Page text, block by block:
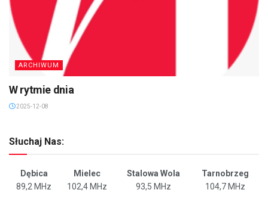
ARCHIWUM
W rytmie dnia
2025-12-08
Słuchaj Nas:
Dębica Mielec Stalowa Wola
Tarnobrzeg
89,2 MHz
102,4 MHz 93,5 MHz 104,7 MHz